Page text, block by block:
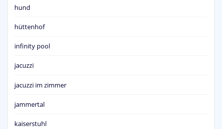
hund
hüttenhof
infinity pool
jacuzzi
jacuzzi im zimmer
jammertal
kaiserstuhl